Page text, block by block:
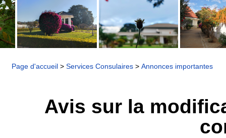
Page d'accueil > Services Consulaires > Annonces importantes
Avis sur la